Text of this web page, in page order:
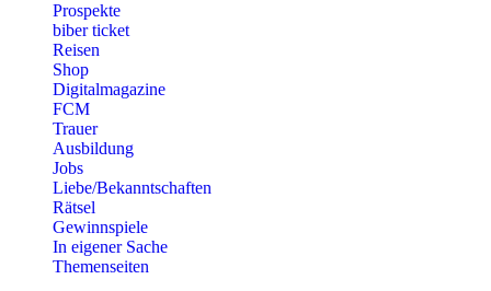
Prospekte
biber ticket
Reisen
Shop
Digitalmagazine
FCM
Trauer
Ausbildung
Jobs
Liebe/Bekanntschaften
Rätsel
Gewinnspiele
In eigener Sache
Themenseiten